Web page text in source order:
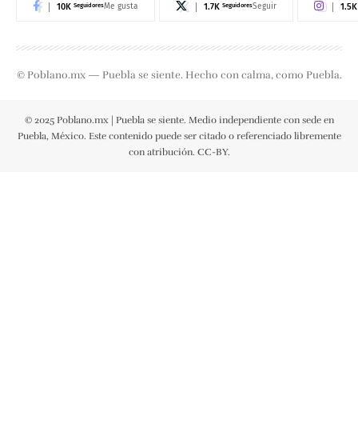
10K SeguidoresMe gusta 1.7K SeguidoresSeguir 1.5K
© Poblano.mx — Puebla se siente. Hecho con calma, como Puebla.
© 2025 Poblano.mx | Puebla se siente. Medio independiente con sede en
Puebla, México. Este contenido puede ser citado o referenciado libremente
con atribución. CC-BY.